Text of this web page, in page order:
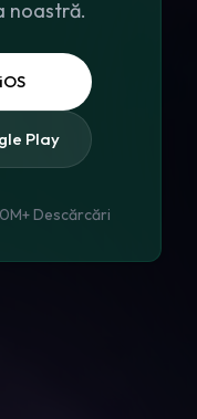
noastră.
Play
Descărcări